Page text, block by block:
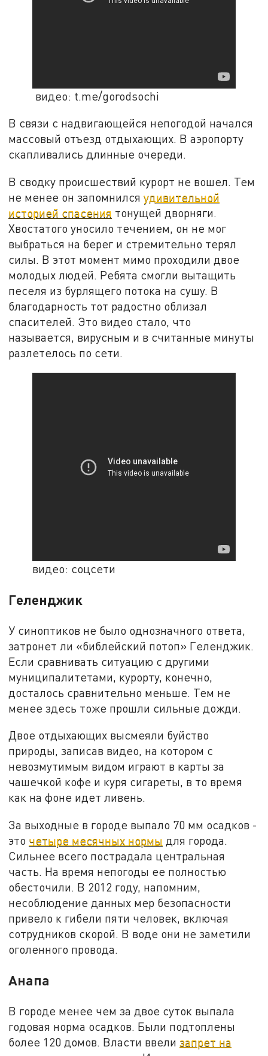
видео: t.me/gorodsochi
В связи с надвигающейся непогодой начался
массовый отъезд отдыхающих. В аэропорту
скапливались длинные очереди.
В сводку происшествий курорт не вошел. Тем
не менее он запомнилсяудивительной
историей спасения тонущей дворняги.
Хвостатого уносило течением, он не мог
выбраться на берег и стремительно терял
силы. В этот момент мимо проходили двое
молодых людей. Ребята смогли вытащить
песеля из бурлящего потока на сушу. В
благодарность тот радостно облизал
спасителей. Это видео стало, что
называется, вирусным и в считанные минуты
разлетелось по сети.
видео: соцсети
Геленджик
У синоптиков не было однозначного ответа,
затронет ли «библейский потоп» Геленджик.
Если сравнивать ситуацию с другими
муниципалитетами, курорту, конечно,
досталось сравнительно меньше. Тем не
менее здесь тоже прошли сильные дожди.
Двое отдыхающих высмеяли буйство
природы, записав видео, на котором с
невозмутимым видом играют в карты за
чашечкой кофе и куря сигареты, в то время
как на фоне идет ливень.
За выходные в городе выпало 70 мм осадков -
это четыре месячных нормы для города.
Сильнее всего пострадала центральная
часть. На время непогоды ее полностью
обесточили. В 2012 году, напомним,
несоблюдение данных мер безопасности
привело к гибели пяти человек, включая
сотрудников скорой. В воде они не заметили
оголенного провода.
Анапа
В городе менее чем за двое суток выпала
годовая норма осадков. Были подтоплены
более 120 домов. Власти ввелизапрет на